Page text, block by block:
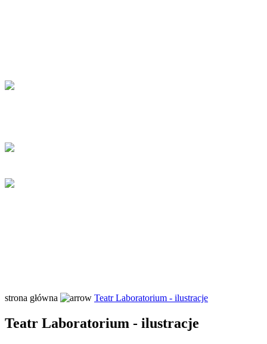
strona główna Teatr Laboratorium - ilustracje
Teatr Laboratorium - ilustracje